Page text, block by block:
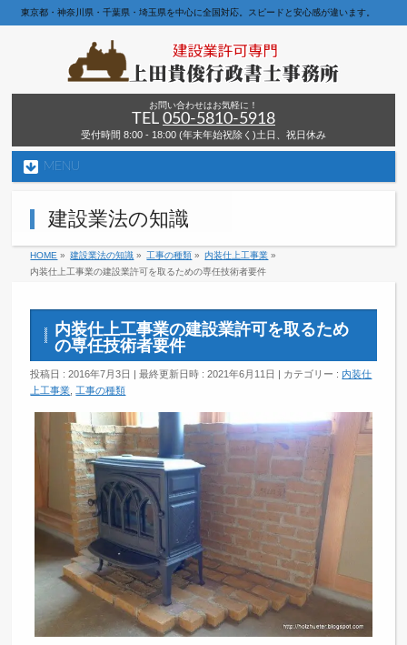
東京都・神奈川県・千葉県・埼玉県を中心に全国対応。スピードと安心感が違います。
お問い合わせはお気軽に！
TEL 050-5810-5918
受付時間 8:00 - 18:00 (年末年始祝除く)土日、祝日休み
MENU
建設業法の知識
HOME » 建設業法の知識 » 工事の種類 » 内装仕上工事業 »
内装仕上工事業の建設業許可を取るための専任技術者要件
内装仕上工事業の建設業許可を取るため
の専任技術者要件
投稿日 : 2016年7月3日 最終更新日時 : 2021年6月11日 カテゴリー : 内装仕
上工事業 工事の種類